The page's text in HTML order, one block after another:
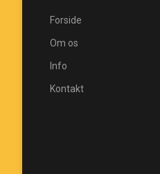
Forside
Om os
Info
Kontakt